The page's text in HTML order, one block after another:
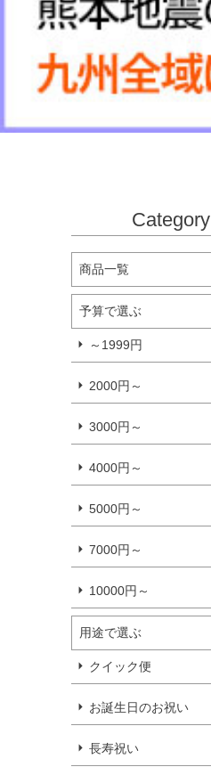
Category
商品一覧
予算で選ぶ
～1999円
2000円～
3000円～
4000円～
5000円～
7000円～
10000円～
用途で選ぶ
クイック便
お誕生日のお祝い
長寿祝い